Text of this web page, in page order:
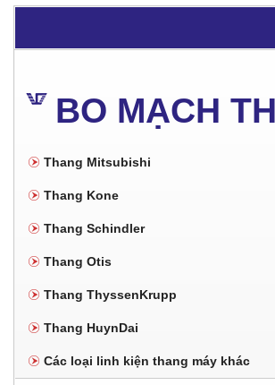
BO MẠCH
Thang Mitsubishi
Thang Kone
Thang Schindler
Thang Otis
Thang ThyssenKrupp
Thang HuynDai
Các loại linh kiện thang máy khác